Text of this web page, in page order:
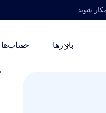
شوید
بازارها حساب‌ها